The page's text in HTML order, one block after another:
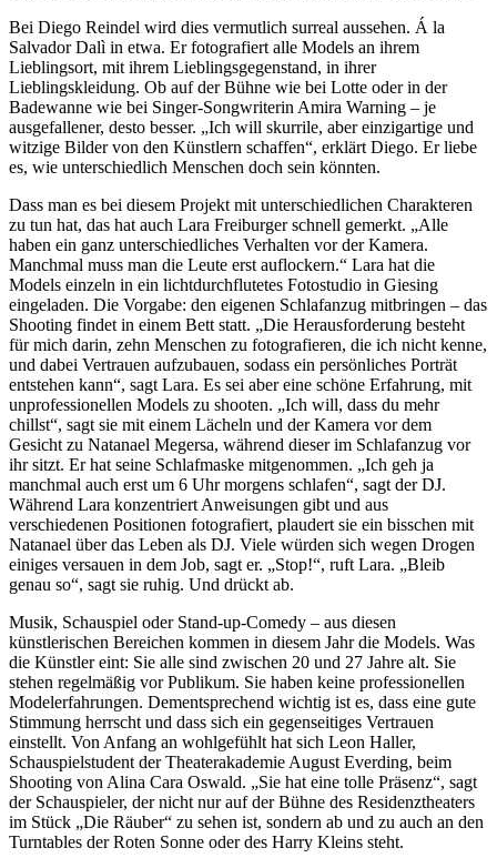
Bei Diego Reindel wird dies vermutlich surreal aussehen. Á la
Salvador Dalì in etwa. Er fotografiert alle Models an ihrem
Lieblingsort, mit ihrem Lieblingsgegenstand, in ihrer
Lieblingskleidung. Ob auf der Bühne wie bei Lotte oder in der
Badewanne wie bei Singer-Songwriterin Amira Warning – je
ausgefallener, desto besser. „Ich will skurrile, aber einzigartige und
witzige Bilder von den Künstlern schaffen“, erklärt Diego. Er liebe
es, wie unterschiedlich Menschen doch sein könnten.
Dass man es bei diesem Projekt mit unterschiedlichen Charakteren
zu tun hat, das hat auch Lara Freiburger schnell gemerkt. „Alle
haben ein ganz unterschiedliches Verhalten vor der Kamera.
Manchmal muss man die Leute erst auflockern.“ Lara hat die
Models einzeln in ein lichtdurchflutetes Fotostudio in Giesing
eingeladen. Die Vorgabe: den eigenen Schlafanzug mitbringen – das
Shooting findet in einem Bett statt. „Die Herausforderung besteht
für mich darin, zehn Menschen zu fotografieren, die ich nicht kenne,
und dabei Vertrauen aufzubauen, sodass ein persönliches Porträt
entstehen kann“, sagt Lara. Es sei aber eine schöne Erfahrung, mit
unprofessionellen Models zu shooten. „Ich will, dass du mehr
chillst“, sagt sie mit einem Lächeln und der Kamera vor dem
Gesicht zu Natanael Megersa, während dieser im Schlafanzug vor
ihr sitzt. Er hat seine Schlafmaske mitgenommen. „Ich geh ja
manchmal auch erst um 6 Uhr morgens schlafen“, sagt der DJ.
Während Lara konzentriert Anweisungen gibt und aus
verschiedenen Positionen fotografiert, plaudert sie ein bisschen mit
Natanael über das Leben als DJ. Viele würden sich wegen Drogen
einiges versauen in dem Job, sagt er. „Stop!“, ruft Lara. „Bleib
genau so“, sagt sie ruhig. Und drückt ab.
Musik, Schauspiel oder Stand-up-Comedy – aus diesen
künstlerischen Bereichen kommen in diesem Jahr die Models. Was
die Künstler eint: Sie alle sind zwischen 20 und 27 Jahre alt. Sie
stehen regelmäßig vor Publikum. Sie haben keine professionellen
Modelerfahrungen. Dementsprechend wichtig ist es, dass eine gute
Stimmung herrscht und dass sich ein gegenseitiges Vertrauen
einstellt. Von Anfang an wohlgefühlt hat sich Leon Haller,
Schauspielstudent der Theaterakademie August Everding, beim
Shooting von Alina Cara Oswald. „Sie hat eine tolle Präsenz“, sagt
der Schauspieler, der nicht nur auf der Bühne des Residenztheaters
im Stück „Die Räuber“ zu sehen ist, sondern ab und zu auch an den
Turntables der Roten Sonne oder des Harry Kleins steht.